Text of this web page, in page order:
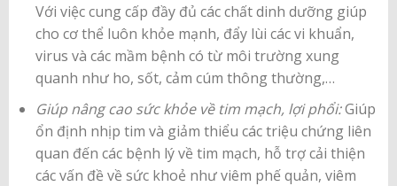
Với việc cung cấp đầy đủ các chất dinh dưỡng giúp
cho cơ thể luôn khỏe mạnh, đẩy lùi các vi khuẩn,
virus và các mầm bệnh có từ môi trường xung
quanh như ho, sốt, cảm cúm thông thường,…
Giúp nâng cao sức khỏe về tim mạch, lợi phổi:Giúp
ổn định nhịp tim và giảm thiểu các triệu chứng liên
quan đến các bệnh lý về tim mạch, hỗ trợ cải thiện
các vấn đề về sức khoẻ như viêm phế quản, viêm